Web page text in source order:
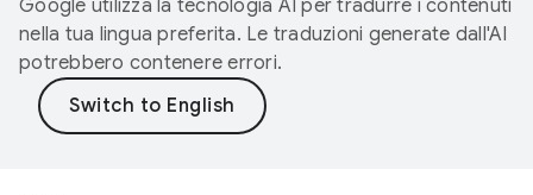
Google utilizza la tecnologia AI per tradurre i contenuti
nella tua lingua preferita. Le traduzioni generate dall'AI
potrebbero contenere errori.